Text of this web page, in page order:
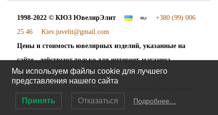
1998-2022 © КЮЗ ЮвелирЭлит
+380 (99) 006
25 46
Kiev.juvelit@gmail.com
Цены и стоимость ювелирных изделий, указанные на
сайте - действуют только для интернет-магазина
"ЮвелирЭлит".
во все города и сёла Украины
Мы используем файлы cookie для лучшего
представления нашего сайта
Принять Отказаться Подробнее…